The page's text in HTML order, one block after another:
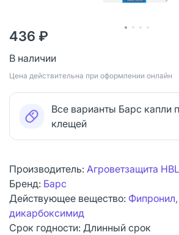
436 ₽
В наличии
Цена действительна при оформлении онлайн
Все варианты Барс капли
клещей
Производитель: Агроветзащита
Бренд: Барс
Действующее вещество:
дикарбоксимид
Срок годности: Длинный срок